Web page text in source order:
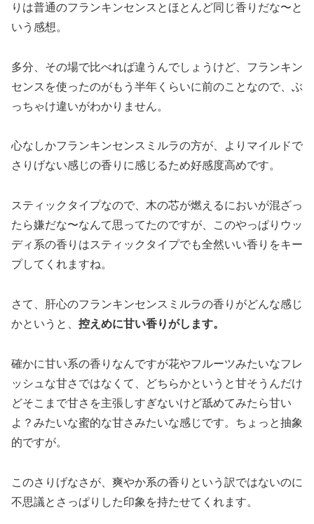
りは普通のフランキンセンスとほとんど同じ香りだな〜と
いう感想。
多分、その場で比べれば違うんでしょうけど、フランキン
センスを使ったのがもう半年くらいに前のことなので、ぶ
っちゃけ違いがわかりません。
心なしかフランキンセンスミルラの方が、よりマイルドで
さりげない感じの香りに感じるため好感度高めです。
スティックタイプなので、木の芯が燃えるにおいが混ざっ
たら嫌だな〜なんて思ってたのですが、このやっぱりウッ
ディ系の香りはスティックタイプでも全然いい香りをキー
プしてくれますね。
さて、肝心のフランキンセンスミルラの香りがどんな感じ
かというと、 控えめに甘い香りがします。
確かに甘い系の香りなんですが花やフルーツみたいなフレ
ッシュな甘さではなくて、どちらかというと甘そうんだけ
どそこまで甘さを主張しすぎないけど舐めてみたら甘い
よ？みたいな蜜的な甘さみたいな感じです。ちょっと抽象
的ですが。
このさりげなさが、爽やか系の香りという訳ではないのに
不思議とさっぱりした印象を持たせてくれます。